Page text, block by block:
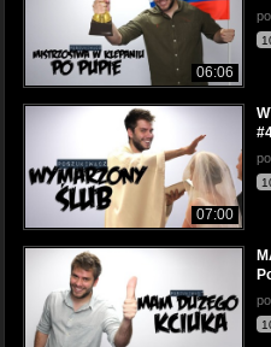
06:06
07:00